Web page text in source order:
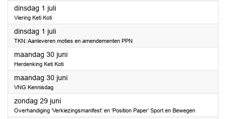
dinsdag 1 juli2025
Viering Keti Koti
dinsdag 1 juli2025
TKN: Aanleveren moties en amendementen PPN
maandag 30 juni2025
Herdenking Keti Koti
maandag 30 juni2025
VNG Kennisdag
zondag 29 juni2025
Overhandiging ‘Verkiezingsmanifest’ en ‘Position Paper’ Sport en Bewegen